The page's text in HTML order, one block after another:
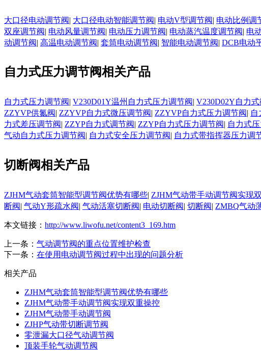
大口径电动调节阀| 大口径电动智能调节阀| 电动V型调节阀| 电动比例调
双座调节阀| 电动风量调节阀| 电动压力调节阀| 电动蒸汽温度调节阀| 电
动调节阀| 高温电动调节阀| 套筒电动调节阀| 智能电动调节阀| DCB电动
自力式压力调节阀相关产品
自力式压力调节阀| V230D01Y温州自力式压力调节阀| V230D02Y自力
ZZYVP供氮阀| ZZYVP自力式微压调节阀| ZZYVP自力式压力调节阀| 自
力式差压调节阀| ZZYP自力式调节阀| ZZYP自力式压力调节阀| 自力式
气动自力式压力调节阀| 自力式安全压力调节阀| 自力式带指挥器压力调
切断阀相关产品
ZJHM气动套筒智能型调节阀优势有哪些| ZJHM气动带手动调节阀实现
断阀| 气动Y形疏水阀| 气动活塞切断阀| 电动切断阀| 切断阀| ZMBQ气动
本文链接： http://www.liwofu.net/content3_169.htm
上一条： 气动调节阀的重点位置维护检查
下一条： 在使用电动调节阀过程中出现的问题分析
相关产品
ZJHM气动套筒智能型调节阀优势有哪些
ZJHM气动带手动调节阀实现双重操控
ZJHM气动带手动调节阀
ZJHP气动带切断调节阀
零泄漏大口径气动调节阀
顶装手轮气动调节阀